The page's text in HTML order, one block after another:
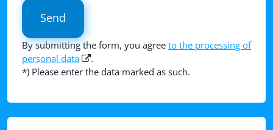
Send
By submitting the form, you agree to the processing of
personal data
.
*) Please enter the data marked as such.